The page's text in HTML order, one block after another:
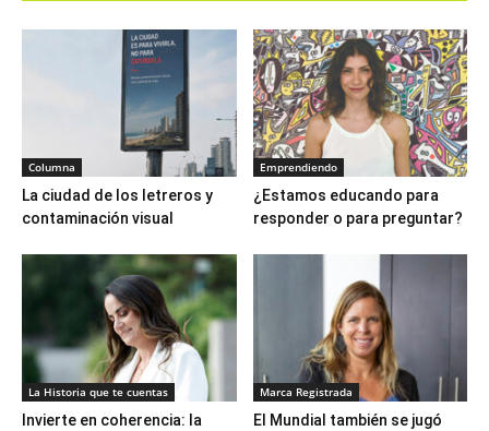
Columna
La ciudad de los letreros y
contaminación visual
Emprendiendo
¿Estamos educando para
responder o para preguntar?
La Historia que te cuentas
Invierte en coherencia: la
Marca Registrada
El Mundial también se jugó